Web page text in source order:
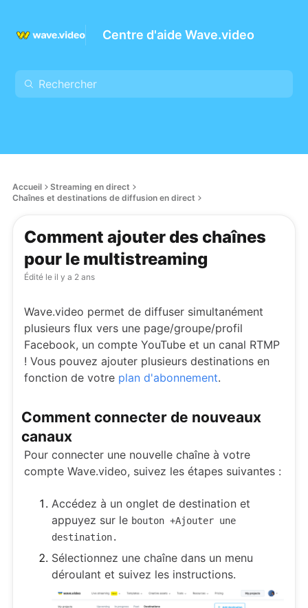
Centre d'aide Wave.video
Accueil
Streaming en direct
Chaînes et destinations de diffusion en direct
Comment ajouter des chaînes
pour le multistreaming
Édité le il y a 2 ans
Wave.video permet de diffuser simultanément
plusieurs flux vers une page/groupe/profil
Facebook, un compte YouTube et un canal RTMP
! Vous pouvez ajouter plusieurs destinations en
fonction de votre plan d'abonnement.
Comment connecter de nouveaux
canaux
Pour connecter une nouvelle chaîne à votre
compte Wave.video, suivez les étapes suivantes :
Accédez à un onglet de destination et
appuyez sur le bouton +Ajouter une
destination.
Sélectionnez une chaîne dans un menu
déroulant et suivez les instructions.